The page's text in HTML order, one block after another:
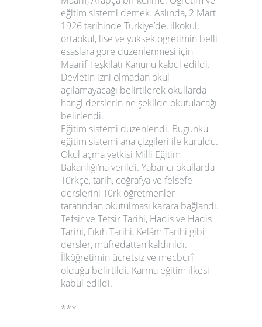
eğitim sistemi demek. Aslında, 2 Mart
1926 tarihinde Türkiye’de, ilkokul,
ortaokul, lise ve yüksek öğretimin belli
esaslara göre düzenlenmesi için
Maarif Teşkilatı Kanunu kabul edildi.
Devletin izni olmadan okul
açılamayacağı belirtilerek okullarda
hangi derslerin ne şekilde okutulacağı
belirlendi.
Eğitim sistemi düzenlendi. Bugünkü
eğitim sistemi ana çizgileri ile kuruldu.
Okul açma yetkisi Milli Eğitim
Bakanlığı’na verildi. Yabancı okullarda
Türkçe, tarih, coğrafya ve felsefe
derslerini Türk öğretmenler
tarafından okutulması karara bağlandı.
Tefsir ve Tefsir Tarihi, Hadis ve Hadis
Tarihi, Fıkıh Tarihi, Kelâm Tarihi gibi
dersler, müfredattan kaldırıldı.
İlköğretimin ücretsiz ve mecburî
olduğu belirtildi. Karma eğitim ilkesi
kabul edildi.
***